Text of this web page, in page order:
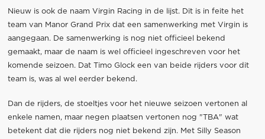
Nieuw is ook de naam Virgin Racing in de lijst. Dit is in feite het
team van Manor Grand Prix dat een samenwerking met Virgin is
aangegaan. De samenwerking is nog niet officieel bekend
gemaakt, maar de naam is wel officieel ingeschreven voor het
komende seizoen. Dat Timo Glock een van beide rijders voor dit
team is, was al wel eerder bekend.
Dan de rijders, de stoeltjes voor het nieuwe seizoen vertonen al
enkele namen, maar negen plaatsen vertonen nog "TBA" wat
betekent dat die rijders nog niet bekend zijn. Met Silly Season